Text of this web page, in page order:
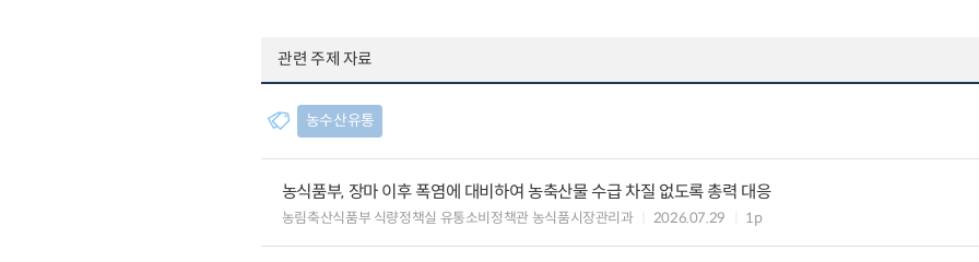
관련 주제 자료
농수산유통
농식품부, 장마 이후 폭염에 대비하여 농축산물 수급 차질 없도록 총력 대응
농림축산식품부 식량정책실 유통소비정책관 농식품시장관리과 2026.07.29 1p